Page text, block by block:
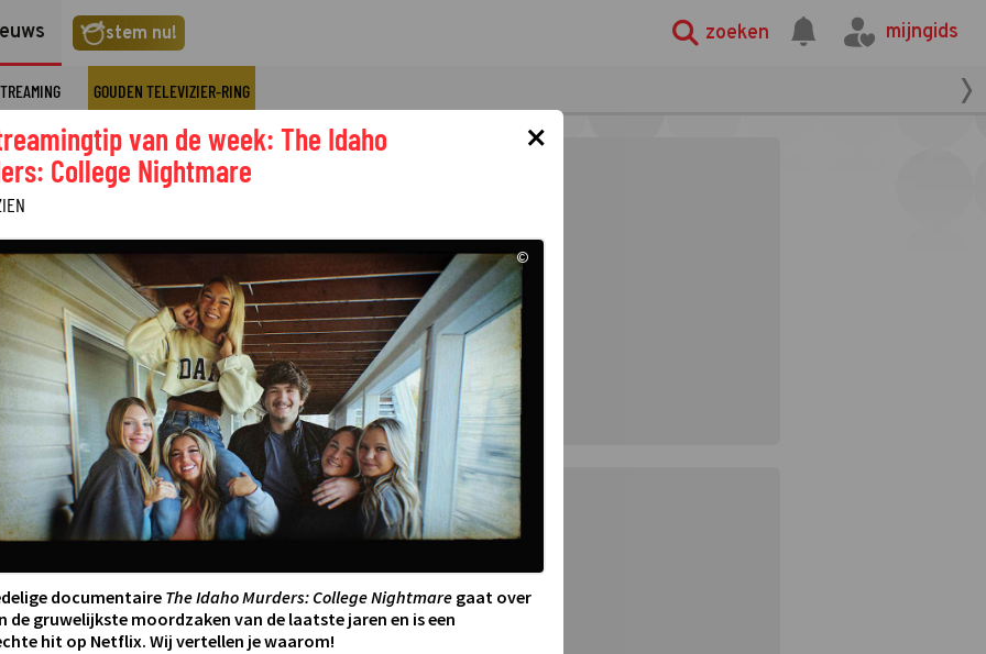
stem nu! zoeken mijngids
GOUDEN TELEVIZIER-RING
kerstgeluk gebruiken in It's a
·LAATSTE UPDATE: 10-12-25 16:32
©
×
van de week: The Idaho
College Nightmare
©
documentaire The Idaho Murders: College Nightmaregaat over
de gruwelijkste moordzaken van de laatste jaren en is een
hit op Netflix. Wij vertellen je waarom!